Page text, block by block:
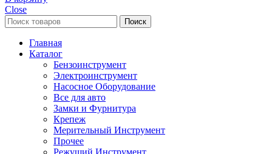
Close
Поиск
Главная
Каталог
Бензоинструмент
Электроинструмент
Насосное Оборудование
Все для авто
Замки и Фурнитура
Крепеж
Мерительный Инструмент
Прочее
Режущий Инструмент